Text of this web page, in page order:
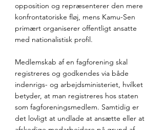
opposition og repræsenterer den mere
konfrontatoriske fløj, mens Kamu-Sen
primært organiserer offentligt ansatte
med nationalistisk profil.
Medlemskab af en fagforening skal
registreres og godkendes via både
indenrigs- og arbejdsministeriet, hvilket
betyder, at man registreres hos staten
som fagforeningsmedlem. Samtidig er
det lovligt at undlade at ansætte eller at